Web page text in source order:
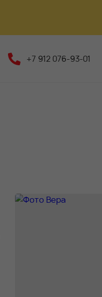
+7 912 076-93-01